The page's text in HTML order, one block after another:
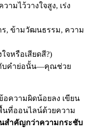
ามไว้วางใจสูง, เร่ง
ร, ข้ามวัฒนธรรม, ความ
ใจหรือเสียดสี?)
บคำย่อนั้น—คุณช่วย
ความผิดน้อยลง เขียน
นที่ออนไลน์ด้วยความ
สำคัญกว่าความกระชับ